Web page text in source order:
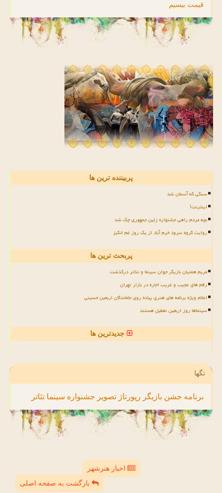
قیمت بیسیم
پربیننده ترین ها
سنگی که آسمان شد
اینترنت!
بچه مردم راهی جشنواره زلین جمهوری چک شد
روایت گروه سرود خرم آباد از یک روز غم انگیز
پربحث ترین ها
مریم همتیان بازیگر جوان سینما و تئاتر درگذشت
رقم های عجیب و غریب اجاره در بازار تهران
اعلام ویژه برنامه های هنری پیاده روی جاماندگان اربعین حسینی
سینماها روز اربعین تعطیل هستند
جدیدترین ها
تگها
برنامه جشن بازیگر رپورتاژ تصویر جشنواره سینما تئاتر
اخبار هنرشهر
بازگشت به صفحه اصلی